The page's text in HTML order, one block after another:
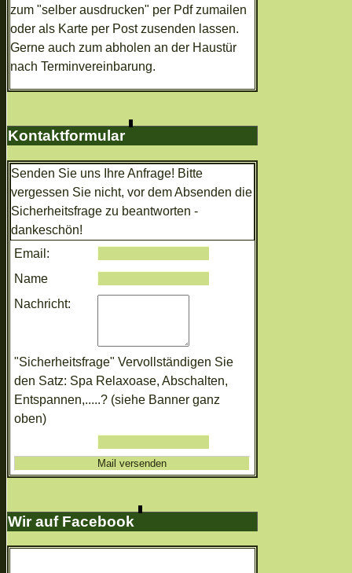
zum "selber ausdrucken" per Pdf zumailen
oder als Karte per Post zusenden lassen.
Gerne auch zum abholen an der Haustür
nach Terminvereinbarung.
Kontaktformular
Senden Sie uns Ihre Anfrage! Bitte
vergessen Sie nicht, vor dem Absenden die
Sicherheitsfrage zu beantworten -
dankeschön!
Email:
Name
Nachricht:
"Sicherheitsfrage" Vervollständigen Sie
den Satz: Spa Relaxoase, Abschalten,
Entspannen,.....? (siehe Banner ganz
oben)
Wir auf Facebook